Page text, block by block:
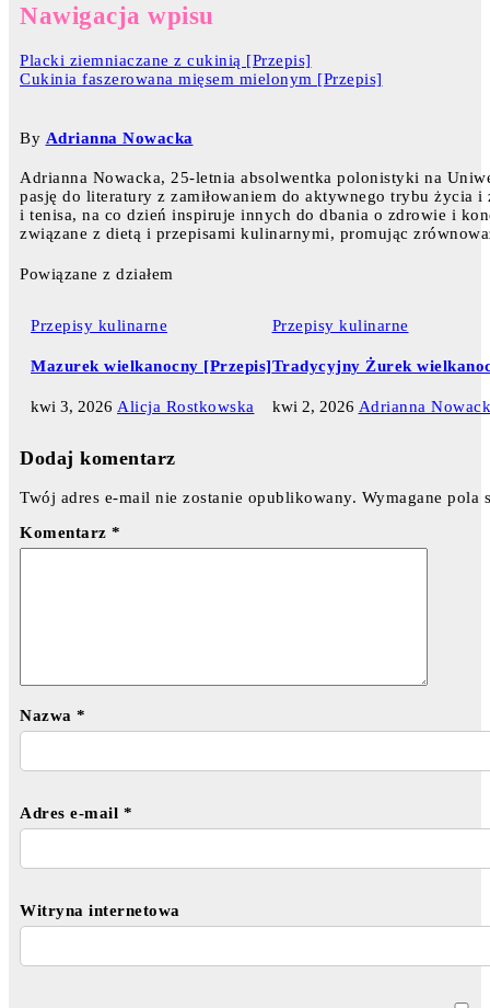
Nawigacja wpisu
Placki ziemniaczane z cukinią [Przepis]
Cukinia faszerowana mięsem mielonym [Przepis]
By Adrianna Nowacka
Adrianna Nowacka, 25-letnia absolwentka polonistyki na
pasję do literatury z zamiłowaniem do aktywnego trybu życia
i tenisa, na co dzień inspiruje innych do dbania o zdrowie i
związane z dietą i przepisami kulinarnymi, promując
Powiązane z działem
Przepisy kulinarne
Mazurek wielkanocny [Przepis]
kwi 3, 2026 Alicja Rostkowska
Przepisy kulinarne
Tradycyjny Żurek
kwi 2, 2026 Adrianna
Dodaj komentarz
Twój adres e-mail nie zostanie opublikowany. Wymagane pola
Komentarz *
Nazwa *
Adres e-mail *
Witryna internetowa